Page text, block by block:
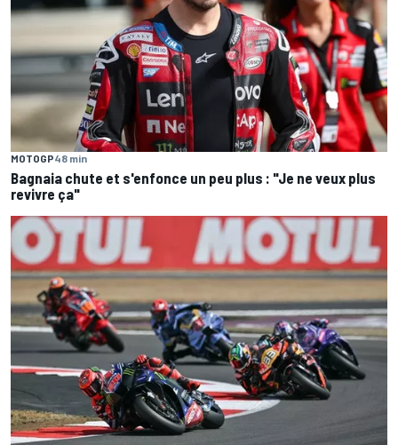
MOTOGP48 min
Bagnaia chute et s'enfonce un peu plus : "Je ne veux plus
revivre ça"